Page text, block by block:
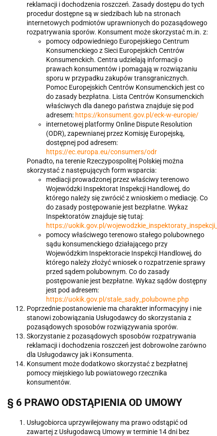
reklamacji i dochodzenia roszczeń. Zasady dostępu do tych
procedur dostępne są w siedzibach lub na stronach
internetowych podmiotów uprawnionych do pozasądowego
rozpatrywania sporów. Konsument może skorzystać m.in. z:
pomocy odpowiedniego Europejskiego Centrum
Konsumenckiego z Sieci Europejskich Centrów
Konsumenckich. Centra udzielają informacji o
prawach konsumentów i pomagają w rozwiązaniu
sporu w przypadku zakupów transgranicznych.
Pomoc Europejskich Centrów Konsumenckich jest co
do zasady bezpłatna. Lista Centrów Konsumenckich
właściwych dla danego państwa znajduje się pod
adresem: https://konsument.gov.pl/eck-w-europie/
internetowej platformy Online Dispute Resolution
(ODR), zapewnianej przez Komisję Europejską,
dostępnej pod adresem:
https://ec.europa.eu/consumers/odr
Ponadto, na terenie Rzeczypospolitej Polskiej można
skorzystać z następujących form wsparcia:
mediacji prowadzonej przez właściwy terenowo
Wojewódzki Inspektorat Inspekcji Handlowej, do
którego należy się zwrócić z wnioskiem o mediację. Co
do zasady postępowanie jest bezpłatne. Wykaz
Inspektoratów znajduje się tutaj:
https://uokik.gov.pl/
pomocy właściwego terenowo stałego polubownego
sądu konsumenckiego działającego przy
Wojewódzkim Inspektoracie Inspekcji Handlowej, do
którego należy złożyć wniosek o rozpatrzenie sprawy
przed sądem polubownym. Co do zasady
postępowanie jest bezpłatne. Wykaz sądów dostępny
jest pod adresem:
https://uokik.gov.pl/stale_sady_polubowne.php
Poprzednie postanowienie ma charakter informacyjny i nie
stanowi zobowiązania Usługodawcy do skorzystania z
pozasądowych sposobów rozwiązywania sporów.
Skorzystanie z pozasądowych sposobów rozpatrywania
reklamacji i dochodzenia roszczeń jest dobrowolne zarówno
dla Usługodawcy jak i Konsumenta.
Konsument może dodatkowo skorzystać z bezpłatnej
pomocy miejskiego lub powiatowego rzecznika
konsumentów.
§ 6 PRAWO ODSTĄPIENIA OD UMOWY
Usługobiorca uprzywilejowany ma prawo odstąpić od
zawartej z Usługodawcą Umowy w terminie 14 dni bez